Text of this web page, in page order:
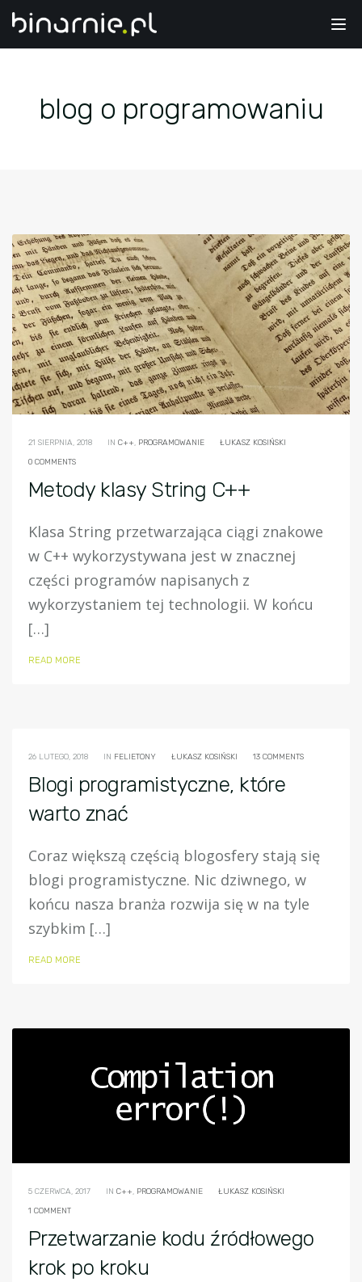
blog o programowaniu
21 SIERPNIA, 2018 IN C++, PROGRAMOWANIE
ŁUKASZ KOSIŃSKI
0 COMMENTS
Metody klasy String C++
Klasa String przetwarzająca ciągi znakowe
w C++ wykorzystywana jest w znacznej
części programów napisanych z
wykorzystaniem tej technologii. W końcu
[…]
READ MORE
26 LUTEGO, 2018 IN FELIETONY ŁUKASZ KOSIŃSKI 13 COMMENTS
Blogi programistyczne, które
warto znać
Coraz większą częścią blogosfery stają się
blogi programistyczne. Nic dziwnego, w
końcu nasza branża rozwija się w na tyle
szybkim […]
READ MORE
5 CZERWCA, 2017 IN C++, PROGRAMOWANIE
ŁUKASZ KOSIŃSKI
1 COMMENT
Przetwarzanie kodu źródłowego
krok po kroku